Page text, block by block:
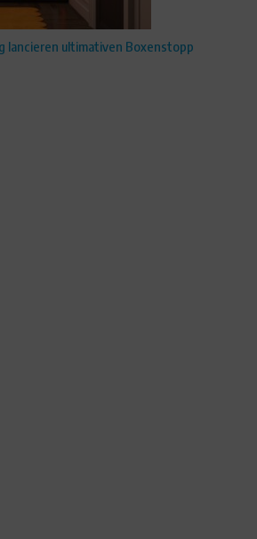
lancieren ultimativen Boxenstopp